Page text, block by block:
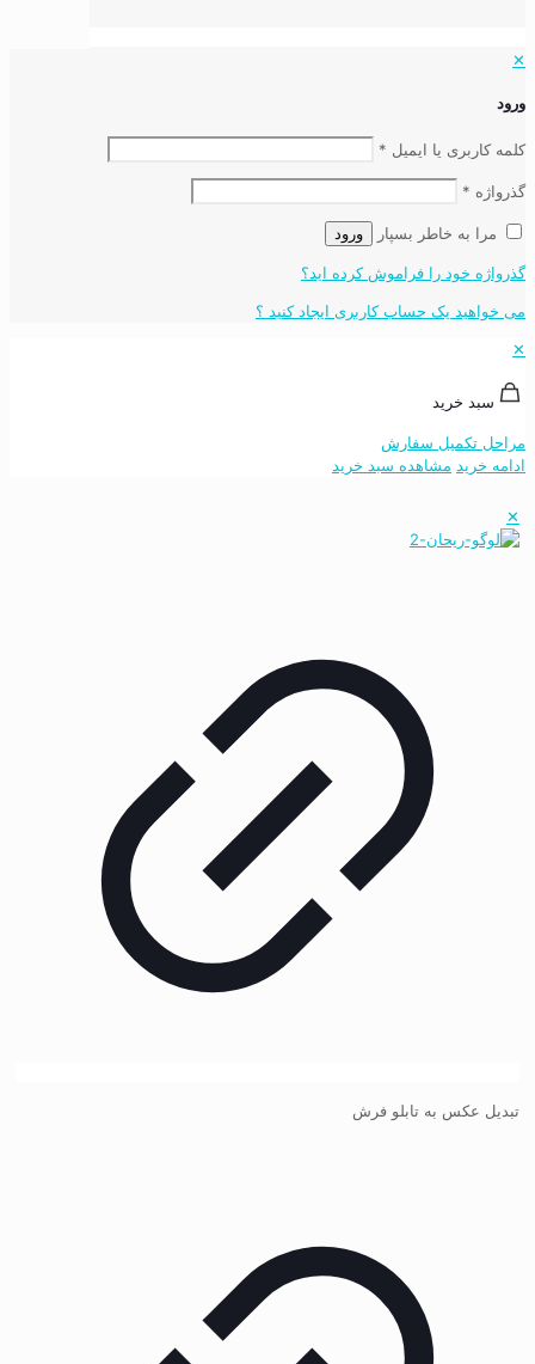
✕
ورود
کلمه کاربری یا ایمیل *
گذرواژه *
مرا به خاطر بسپار ورود
گذرواژه خود را فراموش کرده اید؟
می خواهید یک حساب کاربری ایجاد کنید ؟
✕
سبد خرید
مراحل تکمیل سفارش
ادامه خرید مشاهده سبد خرید
✕
تبدیل عکس به تابلو فرش